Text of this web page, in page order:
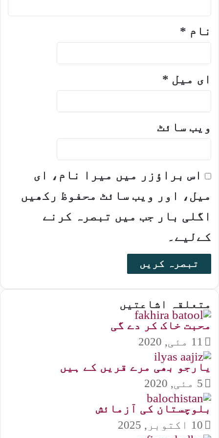
نام *
ای میل *
ویب‌ سائٹ
اس براؤزر میں میرا نام، ای
میل، اور ویب سائٹ محفوظ رکھیں
اگلی بار جب میں تبصرہ کرنے
کےلیے۔
متعلقہ اشاعتیں
محبت خاک کر دے گی
11 مئی, 2020
یارجو بھی مرے قریں کے ہیں
5 مئی, 2020
بلوچستان کی آزمائش
10 اکتوبر, 2025